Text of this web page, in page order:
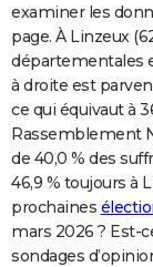
FORUM
Bricolage
Lifestyle
Culture
Sport
Auto
Television
Voyage
Cinema
examiner les
page. À Linzeux
départementales
à droite est
ce qui équivaut à
Rassemblement
de 40,0 % des
46,9 % toujours à
prochaines
mars 2026 ? Est-
sondages